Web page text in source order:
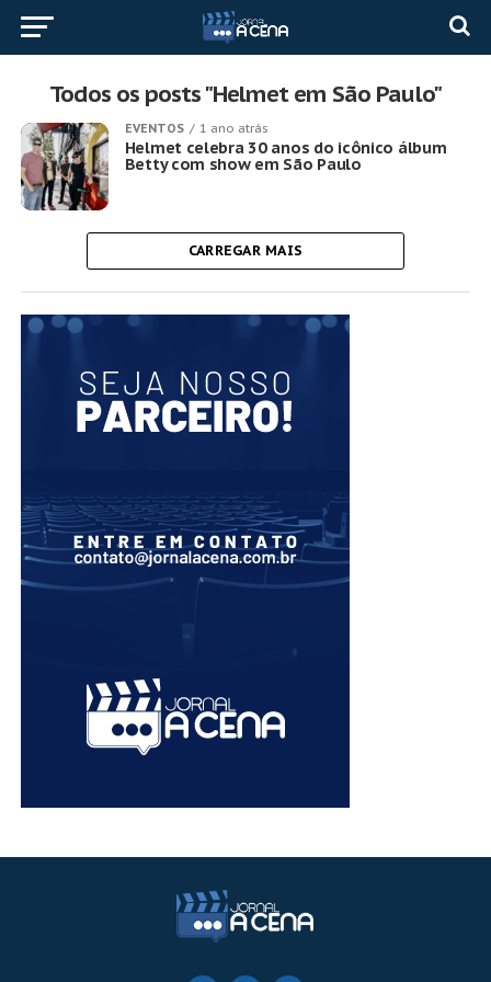
Todos os posts "Helmet em São Paulo"
EVENTOS 1 ano atrás
Helmet celebra 30 anos do icônico álbum
Betty com show em São Paulo
CARREGAR MAIS